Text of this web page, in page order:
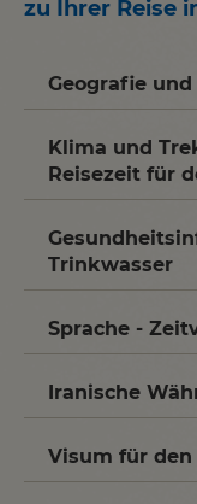
zu Ihrer Reise
Geografie
Klima und
Reisezeit für
Trinkwasser
Sprache -
Iranische
Visum für